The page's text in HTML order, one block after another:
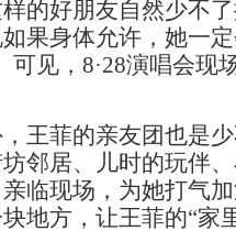
的好朋友自然少不
果身体允许，她一
可见，8·28演唱会现
菲的亲友团也是少
坊邻居、儿时的玩伴
临现场，为她打气
块地方，让王菲的“